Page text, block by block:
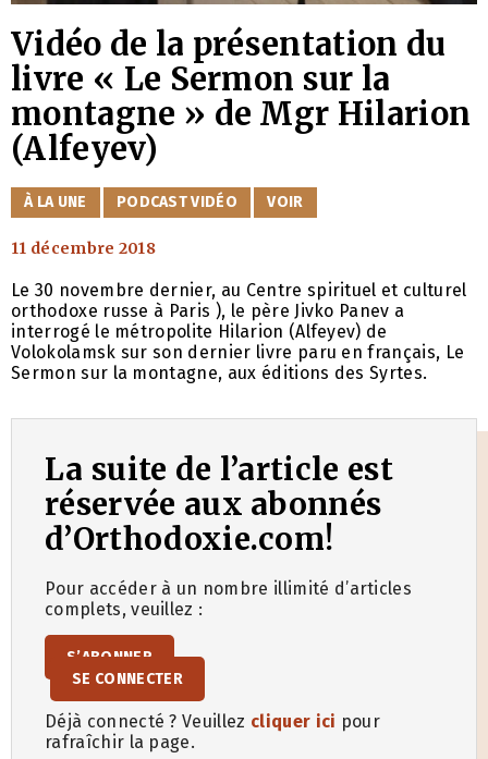
Vidéo de la présentation du
livre « Le Sermon sur la
montagne » de Mgr Hilarion
(Alfeyev)
CATÉGORIES
À LA UNE PODCAST VIDÉO VOIR
11 décembre 2018
Le 30 novembre dernier, au Centre spirituel et culturel
orthodoxe russe à Paris ), le père Jivko Panev a
interrogé le métropolite Hilarion (Alfeyev) de
Volokolamsk sur son dernier livre paru en français, Le
Sermon sur la montagne, aux éditions des Syrtes.
La suite de l’article est
réservée aux abonnés
d’Orthodoxie.com!
Pour accéder à un nombre illimité d’articles
complets, veuillez :
S’ABONNER
SE CONNECTER
Déjà connecté ? Veuillez cliquer ici pour
rafraîchir la page.